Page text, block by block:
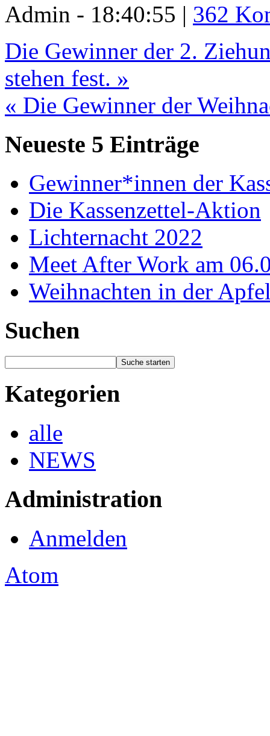
Admin - 18:40:55 | 362
Die Gewinner der 2.
stehen fest. »
« Die Gewinner der
Neueste 5 Einträge
Gewinner*innen der
Die Kassenzettel-Aktion
Lichternacht 2022
Meet After Work am
Weihnachten in der
Suchen
Kategorien
alle
NEWS
Administration
Anmelden
Atom